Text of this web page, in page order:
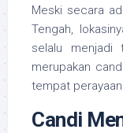
Meski secara
Tengah,
selalu menjadi
merupakan
tempat
Candi